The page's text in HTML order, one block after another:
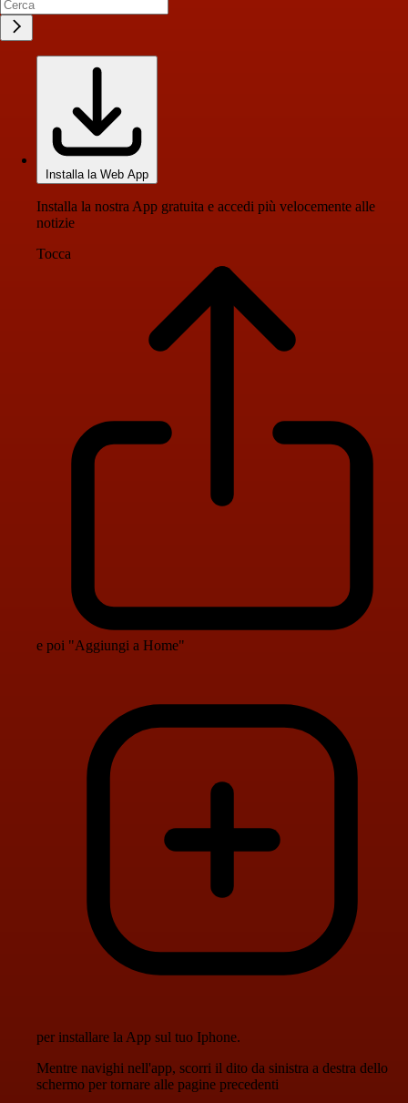
Installa la Web App
Installa la nostra App gratuita e accedi più velocemente alle
notizie
Tocca
e poi "Aggiungi a Home"
per installare la App sul tuo Iphone.
Mentre navighi nell'app, scorri il dito da sinistra a destra dello
schermo per tornare alle pagine precedenti